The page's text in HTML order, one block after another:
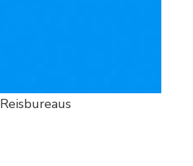
Reisbureaus